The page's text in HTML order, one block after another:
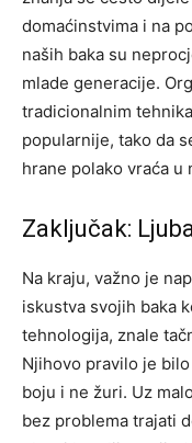
domaćinstvima i na
naših baka su
mlade generacije.
tradicionalnim
popularnije, tako da
hrane polako vraća u
Zaključak:
Na kraju, važno je
iskustva svojih baka
tehnologija, znale
Njihovo pravilo je
boju i ne žuri. Uz
bez problema trajati